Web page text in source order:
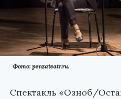
Фото: penzateatr.ru.
Спектакль «Озноб/